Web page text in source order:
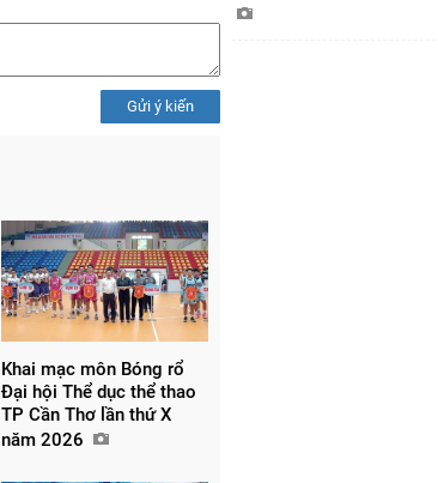
Gửi ý kiến
Khai mạc môn Bóng rổ
Đại hội Thể dục thể thao
TP Cần Thơ lần thứ X
năm 2026